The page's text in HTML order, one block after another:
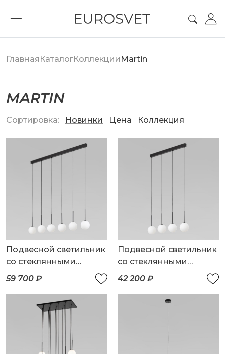
ГлавнаяКаталогКоллекции Martin
MARTIN
Сортировка: Новинки Цена Коллекция
Подвесной светильник
со стеклянными
плафонами
59 700 ₽
Подвесной светильник
со стеклянными
плафонами
42 200 ₽